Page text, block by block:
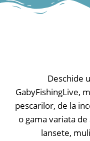
Deschide
GabyFishingLive,
pescarilor, de la
o gama variata
lansete,